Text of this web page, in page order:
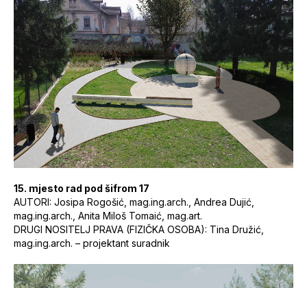
15. mjesto rad pod šifrom 17
AUTORI: Josipa Rogošić, mag.ing.arch., Andrea Dujić,
mag.ing.arch., Anita Miloš Tomaić, mag.art.
DRUGI NOSITELJ PRAVA (FIZIČKA OSOBA): Tina Družić,
mag.ing.arch. – projektant suradnik